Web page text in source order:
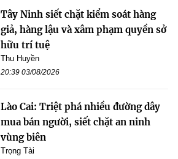
Tây Ninh siết chặt kiểm soát hàng
giả, hàng lậu và xâm phạm quyền sở
hữu trí tuệ
Thu Huyền
20:39 03/08/2026
Lào Cai: Triệt phá nhiều đường dây
mua bán người, siết chặt an ninh
vùng biên
Trọng Tài